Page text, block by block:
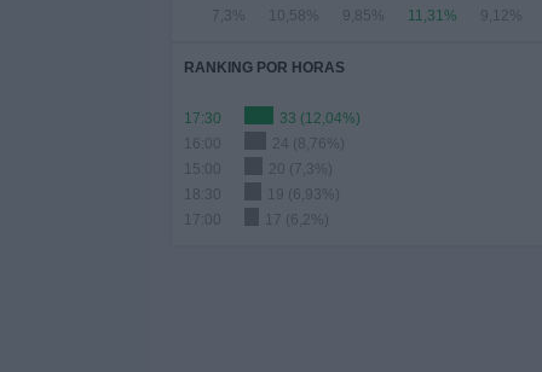
7,3% 10,58% 9,85% 11,31% 9,12%
RANKING POR HORAS
17:30
33 (12,04%)
16:00
24 (8,76%)
15:00
20 (7,3%)
18:30
19 (6,93%)
17:00
17 (6,2%)